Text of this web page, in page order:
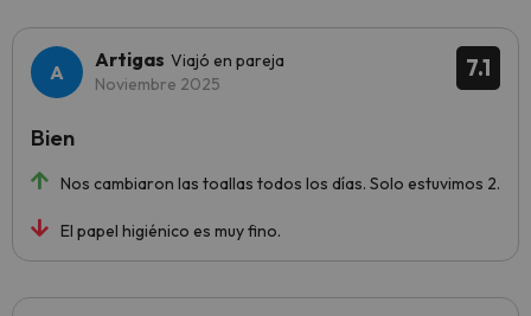
7.1
Artigas Viajó en pareja
Noviembre 2025
Nos cambiaron las toallas todos los días. Solo estuvimos 2.
El papel higiénico es muy fino.
Bien